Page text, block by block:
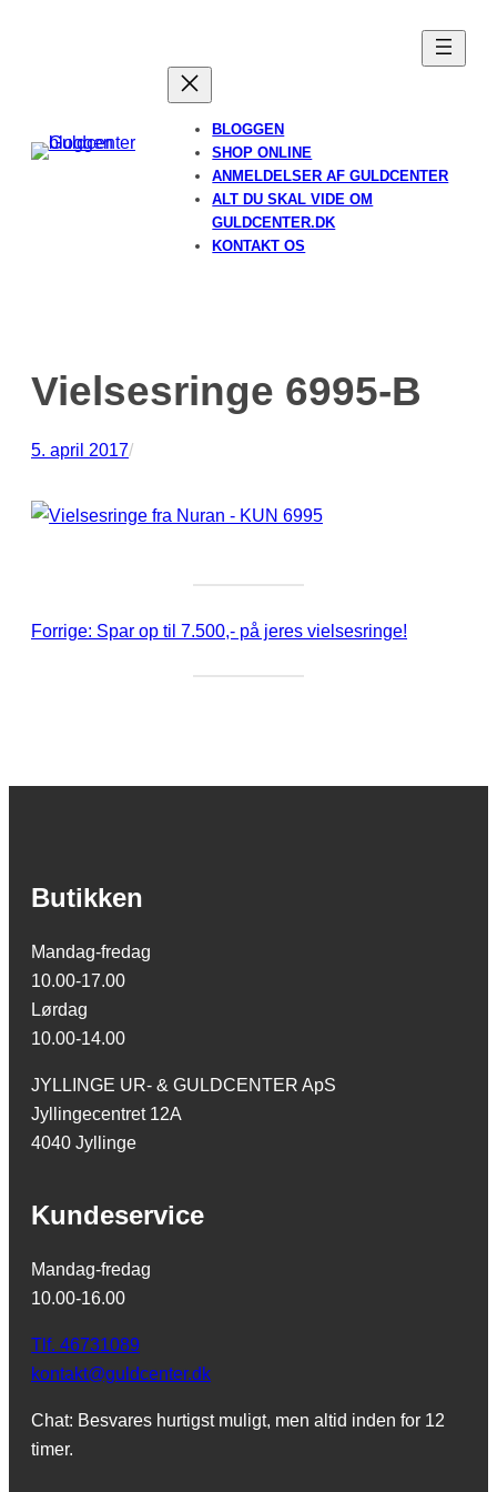
BLOGGEN
SHOP ONLINE
ANMELDELSER AF GULDCENTER
ALT DU SKAL VIDE OM
GULDCENTER.DK
KONTAKT OS
Vielsesringe 6995-B
5. april 2017/
Forrige: Spar op til 7.500,- på jeres vielsesringe!
Butikken
Mandag-fredag
10.00-17.00
Lørdag
10.00-14.00
JYLLINGE UR- & GULDCENTER ApS
Jyllingecentret 12A
4040 Jyllinge
Kundeservice
Mandag-fredag
10.00-16.00
Tlf. 46731089
kontakt@guldcenter.dk
Chat: Besvares hurtigst muligt, men altid inden for 12
timer.